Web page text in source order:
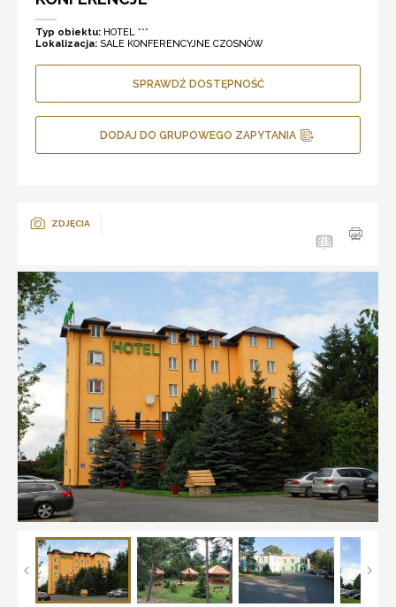
Typ obiektu: HOTEL ***
Lokalizacja: SALE KONFERENCYJNE CZOSNÓW
SPRAWDŹ DOSTĘPNOŚĆ
DODAJ DO GRUPOWEGO ZAPYTANIA
ZDJĘCIA